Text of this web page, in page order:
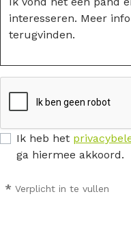
Ik heb het
ga hiermee akkoord.
* Verplicht in te vullen